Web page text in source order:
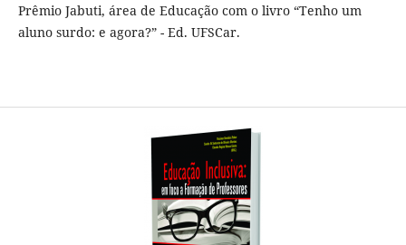
Prêmio Jabuti, área de Educação com o livro “Tenho um
aluno surdo: e agora?” - Ed. UFSCar.